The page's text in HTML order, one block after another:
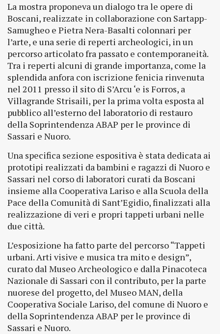
La mostra proponeva un dialogo tra le opere di
Boscani, realizzate in collaborazione con Sartapp-
Samugheo e Pietra Nera-Basalti colonnari per
l’arte, e una serie di reperti archeologici, in un
percorso articolato fra passato e contemporaneità.
Tra i reperti alcuni di grande importanza, come la
splendida anfora con iscrizione fenicia rinvenuta
nel 2011 presso il sito di S’Arcu ‘e is Forros, a
Villagrande Strisaili, per la prima volta esposta al
pubblico all’esterno del laboratorio di restauro
della Soprintendenza ABAP per le province di
Sassari e Nuoro.
Una specifica sezione espositiva è stata dedicata ai
prototipi realizzati da bambini e ragazzi di Nuoro e
Sassari nel corso di laboratori curati da Boscani
insieme alla Cooperativa Lariso e alla Scuola della
Pace della Comunità di Sant’Egidio, finalizzati alla
realizzazione di veri e propri tappeti urbani nelle
due città.
L’esposizione ha fatto parte del percorso “Tappeti
urbani. Arti visive e musica tra mito e design”,
curato dal Museo Archeologico e dalla Pinacoteca
Nazionale di Sassari con il contributo, per la parte
nuorese del progetto, del Museo MAN, della
Cooperativa Sociale Lariso, del comune di Nuoro e
della Soprintendenza ABAP per le province di
Sassari e Nuoro.